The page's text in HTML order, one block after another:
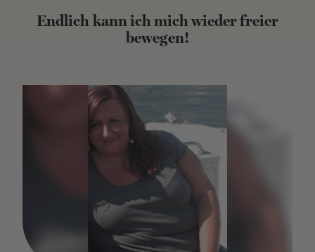
Endlich kann ich mich wieder freier
bewegen!